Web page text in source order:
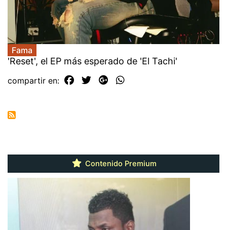
Fama
'Reset', el EP más esperado de 'El Tachi'
compartir en:
Contenido Premium